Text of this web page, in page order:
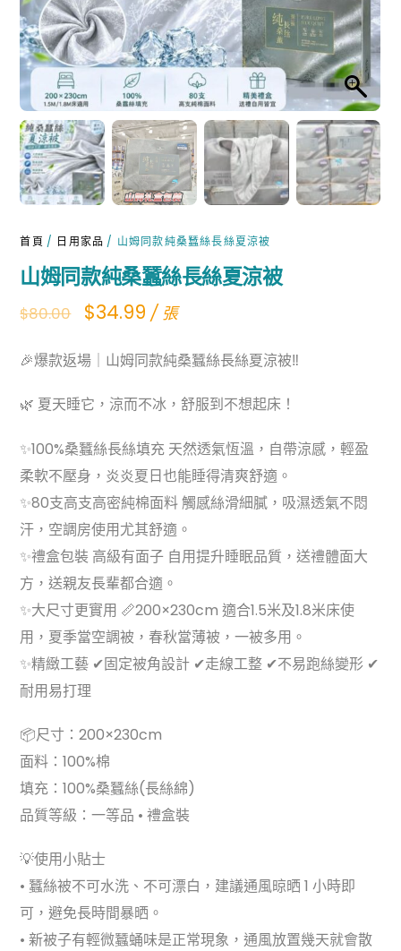
首頁 / 日用家品 / 山姆同款純桑蠶絲長絲夏涼被
山姆同款純桑蠶絲長絲夏涼被
$80.00
Original
was:
$80.00.
$34.99Current
is:
$34.99.
/ 張
🎉爆款返場｜山姆同款純桑蠶絲長絲夏涼被‼
🌿 夏天睡它，涼而不冰，舒服到不想起床！
✨100%桑蠶絲長絲填充 天然透氣恆溫，自帶涼感，輕盈
柔軟不壓身，炎炎夏日也能睡得清爽舒適。
✨80支高支高密純棉面料 觸感絲滑細膩，吸濕透氣不悶
汗，空調房使用尤其舒適。
✨禮盒包裝 高級有面子 自用提升睡眠品質，送禮體面大
方，送親友長輩都合適。
✨大尺寸更實用 📏200×230cm 適合1.5米及1.8米床使
用，夏季當空調被，春秋當薄被，一被多用。
✨精緻工藝 ✔固定被角設計 ✔走線工整 ✔不易跑絲變形 ✔
耐用易打理
📦尺寸：200×230cm
面料：100%棉
填充：100%桑蠶絲(長絲綿)
品質等級：一等品 • 禮盒裝
💡使用小貼士
• 蠶絲被不可水洗、不可漂白，建議通風晾晒 1 小時即
可，避免長時間暴晒。
• 新被子有輕微蠶蛹味是正常現象，通風放置幾天就會散